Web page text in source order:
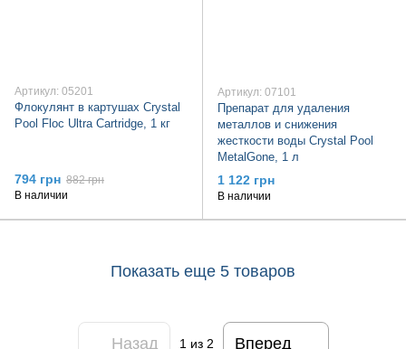
Артикул: 05201
Флокулянт в картушах Crystal
Pool Floc Ultra Cartridge, 1 кг
794 грн 882 грн
В наличии
Артикул: 07101
Препарат для удаления
металлов и снижения
жесткости воды Crystal Pool
MetalGone, 1 л
1 122 грн
В наличии
Показать еще 5 товаров
Назад 1 из 2 Вперед